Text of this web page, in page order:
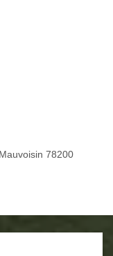
78200